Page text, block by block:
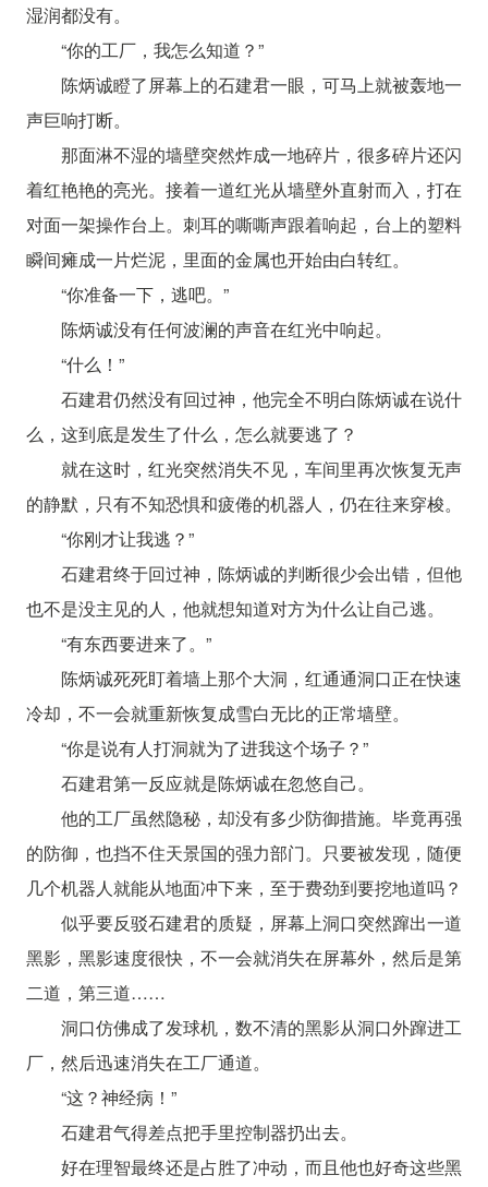
湿润都没有。
“你的工厂，我怎么知道？”
陈炳诚瞪了屏幕上的石建君一眼，可马上就被轰地一
声巨响打断。
那面淋不湿的墙壁突然炸成一地碎片，很多碎片还闪
着红艳艳的亮光。接着一道红光从墙壁外直射而入，打在
对面一架操作台上。刺耳的嘶嘶声跟着响起，台上的塑料
瞬间瘫成一片烂泥，里面的金属也开始由白转红。
“你准备一下，逃吧。”
陈炳诚没有任何波澜的声音在红光中响起。
“什么！”
石建君仍然没有回过神，他完全不明白陈炳诚在说什
么，这到底是发生了什么，怎么就要逃了？
就在这时，红光突然消失不见，车间里再次恢复无声
的静默，只有不知恐惧和疲倦的机器人，仍在往来穿梭。
“你刚才让我逃？”
石建君终于回过神，陈炳诚的判断很少会出错，但他
也不是没主见的人，他就想知道对方为什么让自己逃。
“有东西要进来了。”
陈炳诚死死盯着墙上那个大洞，红通通洞口正在快速
冷却，不一会就重新恢复成雪白无比的正常墙壁。
“你是说有人打洞就为了进我这个场子？”
石建君第一反应就是陈炳诚在忽悠自己。
他的工厂虽然隐秘，却没有多少防御措施。毕竟再强
的防御，也挡不住天景国的强力部门。只要被发现，随便
几个机器人就能从地面冲下来，至于费劲到要挖地道吗？
似乎要反驳石建君的质疑，屏幕上洞口突然蹿出一道
黑影，黑影速度很快，不一会就消失在屏幕外，然后是第
二道，第三道……
洞口仿佛成了发球机，数不清的黑影从洞口外蹿进工
厂，然后迅速消失在工厂通道。
“这？神经病！”
石建君气得差点把手里控制器扔出去。
好在理智最终还是占胜了冲动，而且他也好奇这些黑